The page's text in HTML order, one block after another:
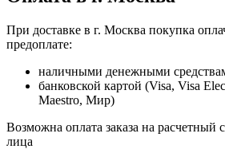
При доставке в г. Москва покупка
предоплате:
наличными денежными
банковской картой (Visa, Visa
Maestro, Мир)
Возможна оплата заказа на расчетный
лица